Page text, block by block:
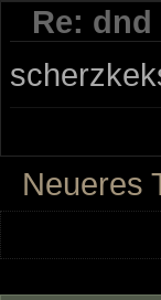
Re:
Neueres